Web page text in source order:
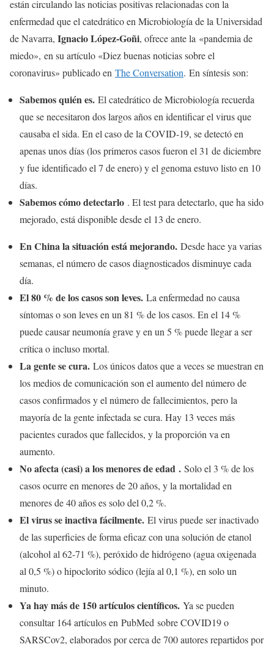
están circulando las noticias positivas relacionadas con la
enfermedad que el catedrático en Microbiología de la Universidad
de Navarra, Ignacio López-Goñi, ofrece ante la «pandemia de
miedo», en su artículo «Diez buenas noticias sobre el
coronavirus» publicado en The Conversation. En síntesis son:
Sabemos quién es. El catedrático de Microbiología recuerda
que se necesitaron dos largos años en identificar el virus que
causaba el sida. En el caso de la COVID-19, se detectó en
apenas unos días (los primeros casos fueron el 31 de diciembre
y fue identificado el 7 de enero) y el genoma estuvo listo en 10
días.
Sabemos cómo detectarlo . El test para detectarlo, que ha sido
mejorado, está disponible desde el 13 de enero.
En China la situación está mejorando. Desde hace ya varias
semanas, el número de casos diagnosticados disminuye cada
día.
El 80 % de los casos son leves. La enfermedad no causa
síntomas o son leves en un 81 % de los casos. En el 14 %
puede causar neumonía grave y en un 5 % puede llegar a ser
crítica o incluso mortal.
La gente se cura. Los únicos datos que a veces se muestran en
los medios de comunicación son el aumento del número de
casos confirmados y el número de fallecimientos, pero la
mayoría de la gente infectada se cura. Hay 13 veces más
pacientes curados que fallecidos, y la proporción va en
aumento.
No afecta (casi) a los menores de edad . Solo el 3 % de los
casos ocurre en menores de 20 años, y la mortalidad en
menores de 40 años es solo del 0,2 %.
El virus se inactiva fácilmente. El virus puede ser inactivado
de las superficies de forma eficaz con una solución de etanol
(alcohol al 62-71 %), peróxido de hidrógeno (agua oxigenada
al 0,5 %) o hipoclorito sódico (lejía al 0,1 %), en solo un
minuto.
Ya hay más de 150 artículos científicos. Ya se pueden
consultar 164 artículos en PubMed sobre COVID19 o
SARSCov2, elaborados por cerca de 700 autores repartidos por